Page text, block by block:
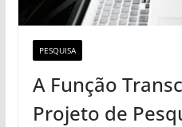
PESQUISA
A Função
Projeto de